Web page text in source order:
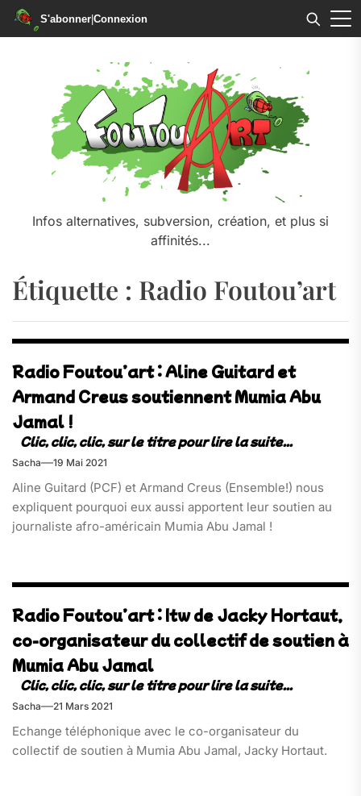
S'abonner|Connexion
Infos alternatives, subversion, création, et plus si
affinités...
Étiquette : Radio Foutou’art
Radio Foutou’art : Aline Guitard et
Armand Creus soutiennent Mumia Abu
Jamal !
Sacha 19 Mai 2021
Aline Guitard (PCF) et Armand Creus (Ensemble!) nous
expliquent pourquoi eux aussi apportent leur soutien au
journaliste afro-américain Mumia Abu Jamal !
Radio Foutou’art : Itw de Jacky Hortaut,
co-organisateur du collectif de soutien à
Mumia Abu Jamal
Sacha 21 Mars 2021
Echange téléphonique avec le co-organisateur du
collectif de soutien à Mumia Abu Jamal, Jacky Hortaut.